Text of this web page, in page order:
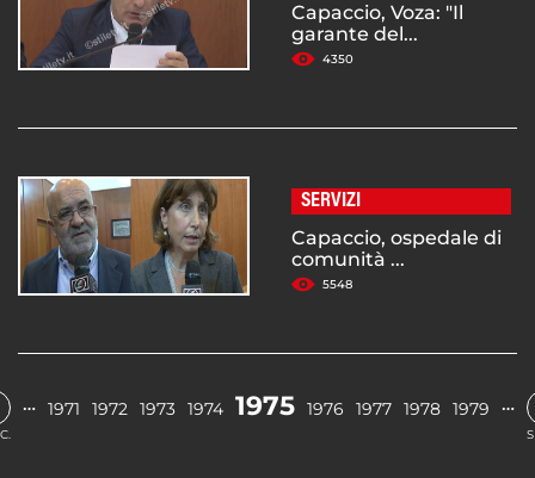
Capaccio, Voza: "Il
garante del...
4350
SERVIZI
Capaccio, ospedale di
comunità ...
5548
… 1971 1972 1973 1974 1975 1976 1977 1978 1979 …